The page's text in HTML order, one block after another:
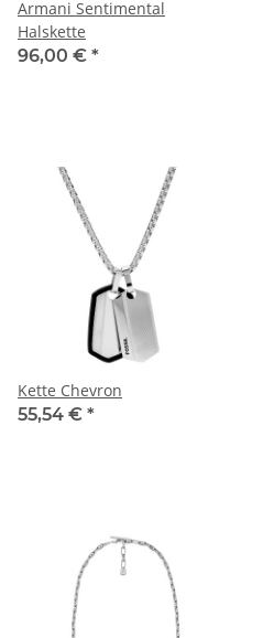
Armani Sentimental
Halskette
96,00 € *
Kette Chevron
55,54 € *